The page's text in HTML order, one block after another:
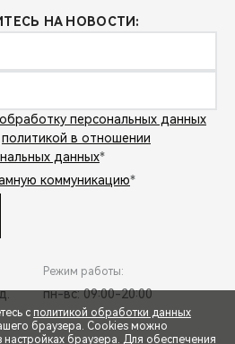
НА НОВОСТИ:
персональных данных
политикой в отношении
данных*
коммуникацию*
Режим работы:
пн-вс: 09:00-20:00
с политикой обработки данных
браузера. Cookies можно
браузера. Для обеспечения